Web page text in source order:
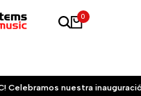
0
Celebramos nuestra